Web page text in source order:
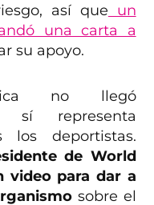
así que un
una carta a
su apoyo.
no llegó
sí representa
los deportistas.
de World
video para dar a
sobre el